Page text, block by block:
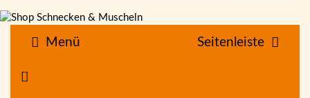
Menü Seitenleiste